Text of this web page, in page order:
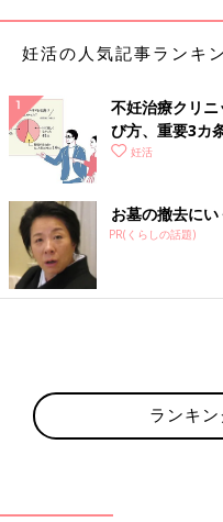
妊活の人気記事ランキ
不妊治療クリ
び方、重要3カ
妊活
お墓の撤去に
PR(くらしの話題)
ランキ